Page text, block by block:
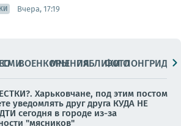
Вчера, 17:19
СМИВОЕНКОРЫМНЕНИЯПАБЛИКИ
ФОТОЛОНГРИДЫ
Харьковчане, под этим постом
уведомлять друг друга КУДА НЕ
сегодня в городе из-за
"мясников"